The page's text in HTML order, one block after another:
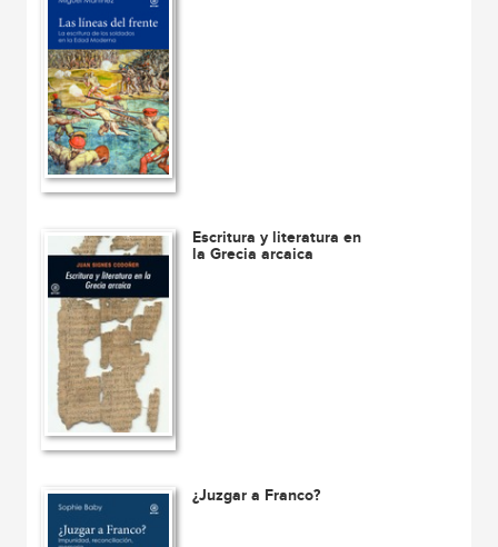
Escritura y literatura en
la Grecia arcaica
¿Juzgar a Franco?